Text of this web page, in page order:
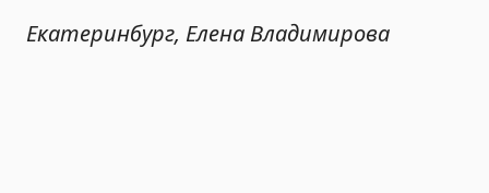
Екатеринбург, Елена Владимирова